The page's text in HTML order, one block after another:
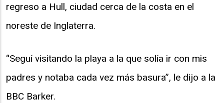
regreso a Hull, ciudad cerca de la costa en el
noreste de Inglaterra.
“Seguí visitando la playa a la que solía ir con mis
padres y notaba cada vez más basura”, le dijo a la
BBC Barker.